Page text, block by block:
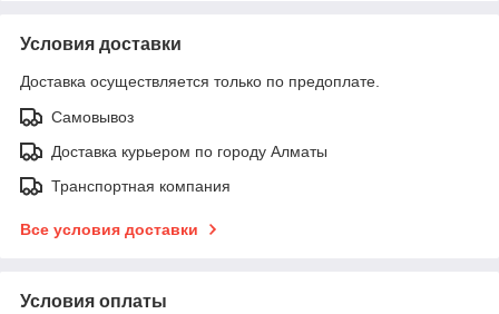
Условия доставки
Доставка осуществляется только по предоплате.
Самовывоз
Доставка курьером по городу Алматы
Транспортная компания
Все условия доставки
Условия оплаты